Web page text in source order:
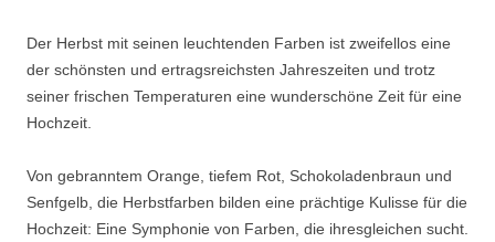
Der Herbst mit seinen leuchtenden Farben ist zweifellos eine
der schönsten und ertragsreichsten Jahreszeiten und trotz
seiner frischen Temperaturen eine wunderschöne Zeit für eine
Hochzeit.
Von gebranntem Orange, tiefem Rot, Schokoladenbraun und
Senfgelb, die Herbstfarben bilden eine prächtige Kulisse für die
Hochzeit: Eine Symphonie von Farben, die ihresgleichen sucht.